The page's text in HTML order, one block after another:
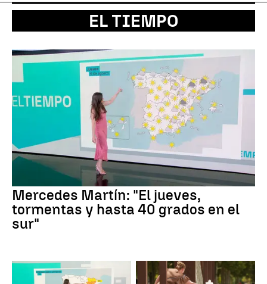
EL TIEMPO
Mercedes Martín: "El jueves,
tormentas y hasta 40 grados en el
sur"